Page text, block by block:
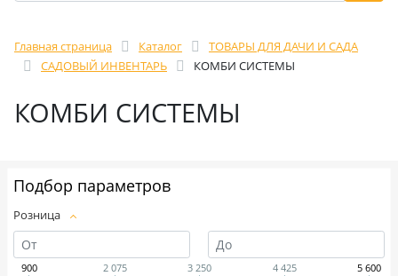
Главная страница Каталог
ТОВАРЫ ДЛЯ ДАЧИ И САДА
САДОВЫЙ ИНВЕНТАРЬ
КОМБИ СИСТЕМЫ
КОМБИ СИСТЕМЫ
Подбор параметров
Розница
900 2 075 3 250 4 425 5 600